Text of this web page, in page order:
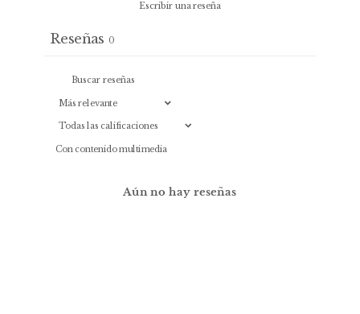
Escribir una reseña
Reseñas 0
Con contenido multimedia
Aún no hay reseñas